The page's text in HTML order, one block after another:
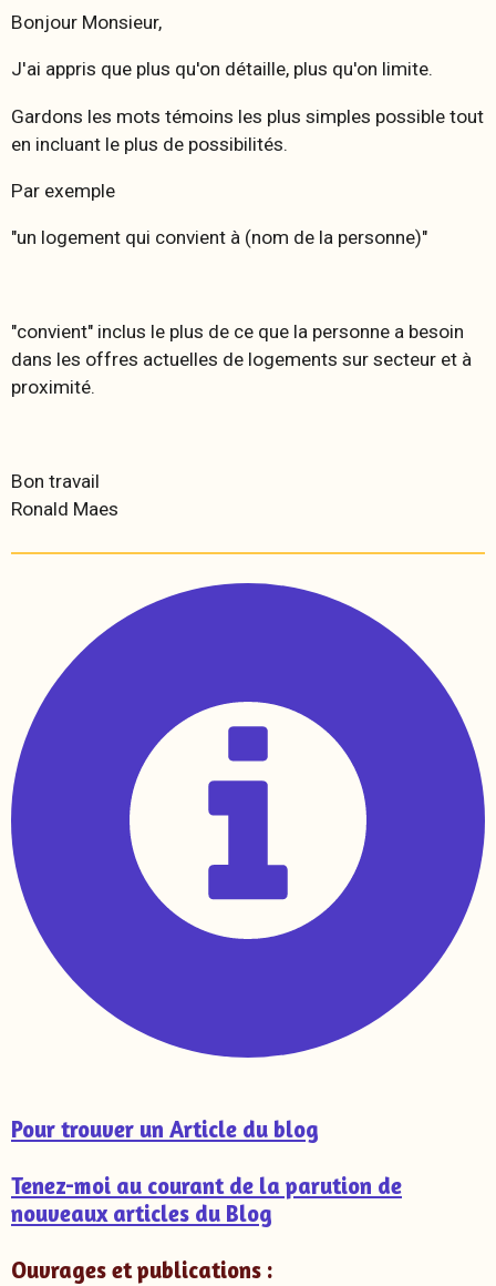
Bonjour Monsieur,
J'ai appris que plus qu'on détaille, plus qu'on limite.
Gardons les mots témoins les plus simples possible tout
en incluant le plus de possibilités.
Par exemple
"un logement qui convient à (nom de la personne)"
"convient" inclus le plus de ce que la personne a besoin
dans les offres actuelles de logements sur secteur et à
proximité.
Bon travail
Ronald Maes
Pour trouver un Article du blog
Tenez-moi au courant de la parution de
nouveaux articles du Blog
Ouvrages et publications :